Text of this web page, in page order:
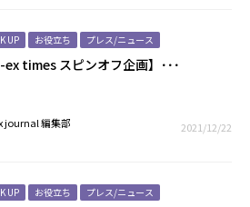
UP お役立ち プレス/ニュース
ex times スピンオフ企画】･･･
journal 編集部 2021/12/22
UP お役立ち プレス/ニュース